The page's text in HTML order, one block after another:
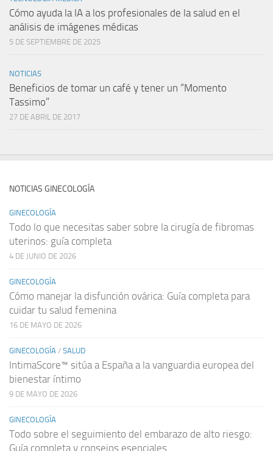
Cómo ayuda la IA a los profesionales de la salud en el
análisis de imágenes médicas
5 DE SEPTIEMBRE DE 2025
NOTICIAS
Beneficios de tomar un café y tener un “Momento
Tassimo”
27 DE ABRIL DE 2017
NOTICIAS GINECOLOGÍA
GINECOLOGÍA
Todo lo que necesitas saber sobre la cirugía de fibromas
uterinos: guía completa
4 DE JUNIO DE 2026
GINECOLOGÍA
Cómo manejar la disfunción ovárica: Guía completa para
cuidar tu salud femenina
16 DE MAYO DE 2026
GINECOLOGÍA / SALUD
IntimaScore™ sitúa a España a la vanguardia europea del
bienestar íntimo
9 DE MAYO DE 2026
GINECOLOGÍA
Todo sobre el seguimiento del embarazo de alto riesgo:
Guía completa y consejos esenciales